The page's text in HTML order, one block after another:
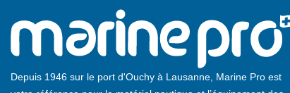
Depuis 1946 sur le port d'Ouchy à Lausanne, Marine Pro est